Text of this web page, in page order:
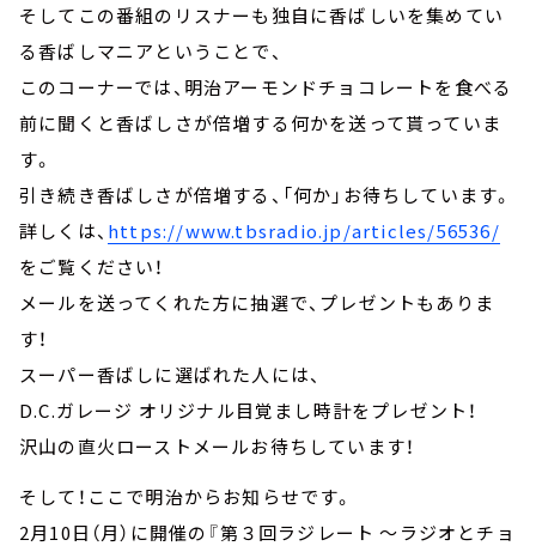
そしてこの番組のリスナーも独自に香ばしいを集めてい
る香ばしマニアということで、
このコーナーでは、明治アーモンドチョコレートを食べる
前に聞くと香ばしさが倍増する何かを送って貰っていま
す。
引き続き香ばしさが倍増する、「何か」お待ちしています。
詳しくは、 https://www.tbsradio.jp/articles/56536/
をご覧ください！
メールを送ってくれた方に抽選で、プレゼントもありま
す！
スーパー香ばしに選ばれた人には、
D.C.ガレージ オリジナル目覚まし時計をプレゼント！
沢山の直火ローストメールお待ちしています！
そして！ここで明治からお知らせです。
2月10日（月）に開催の『第３回ラジレート ～ラジオとチョ